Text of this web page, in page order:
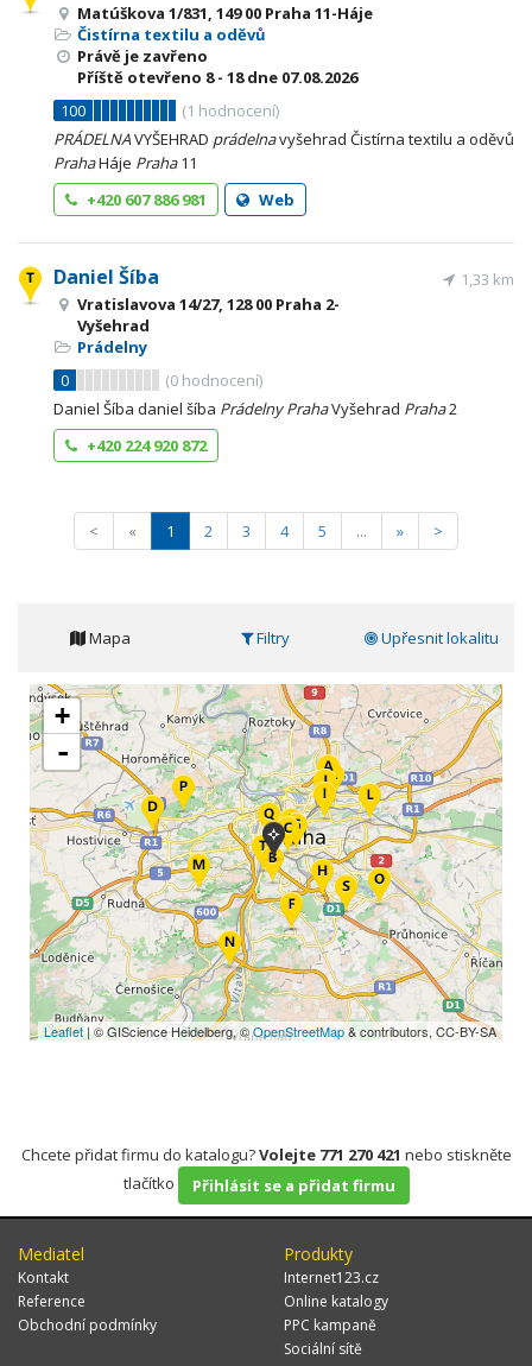
Matúškova 1/831, 149 00 Praha 11-Háje
Čistírna textilu a oděvů
Právě je zavřeno
Příště otevřeno 8 - 18dne 07.08.2026
100
(1 hodnocení)
PRÁDELNAVYŠEHRAD prádelnavyšehrad Čistírna textilu a oděvů
PrahaHáje Praha11
+420 607 886 981
Web
Daniel Šíba
Vratislavova 14/27, 128 00 Praha 2-
Vyšehrad
Prádelny
0
(0 hodnocení)
1,33 km
Daniel Šíba daniel šíba Prádelny PrahaVyšehrad Praha2
+420 224 920 872
< « 1 2 3 4 5 ... » >
Mapa Filtry Upřesnit lokalitu
+
-
Leaflet | © GIScience Heidelberg, ©OpenStreetMap& contributors, CC-BY-SA
Chcete přidat firmu do katalogu?Volejte 771 270 421 nebo stiskněte
tlačítko
Přihlásit se a přidat firmu
Mediatel
Kontakt
Reference
Obchodní podmínky
Produkty
Internet123.cz
Online katalogy
PPC kampaně
Sociální sítě